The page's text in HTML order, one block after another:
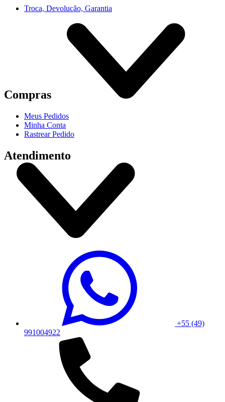
Troca, Devolução, Garantia
Compras
Meus Pedidos
Minha Conta
Rastrear Pedido
Atendimento
+55 (49)
991004922